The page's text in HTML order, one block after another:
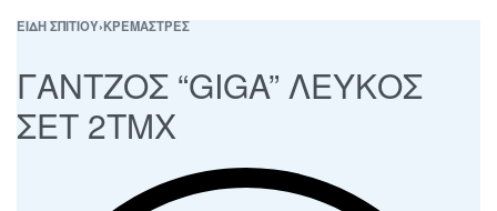
ΕΙΔΗ ΣΠΙΤΙΟΥ›ΚΡΕΜΑΣΤΡΕΣ
ΓΑΝΤΖΟΣ “GIGA” ΛΕΥΚΟΣ
ΣΕΤ 2ΤΜΧ